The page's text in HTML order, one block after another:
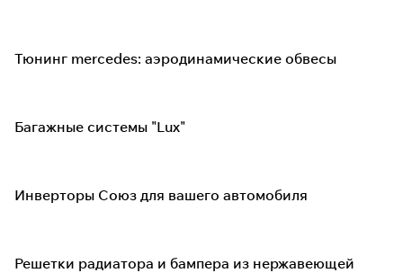
Тюнинг mercedes: аэродинамические обвесы
Багажные системы "Lux"
Инверторы Союз для вашего автомобиля
Решетки радиатора и бампера из нержавеющей